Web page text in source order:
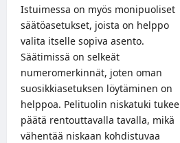
Istuimessa on myös monipuoliset
säätöasetukset, joista on helppo
valita itselle sopiva asento.
Säätimissä on selkeät
numeromerkinnät, joten oman
suosikkiasetuksen löytäminen on
helppoa. Pelituolin niskatuki tukee
päätä rentouttavalla tavalla, mikä
vähentää niskaan kohdistuvaa